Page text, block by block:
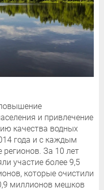
и привлечение
качества водных
года и с каждым
За 10 лет
участие более 9,5
которые очистили
миллионов мешков